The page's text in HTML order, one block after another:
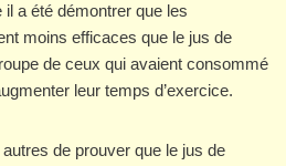
a été démontrer que les
moins efficaces que le jus de
de ceux qui avaient consommé
leur temps d’exercice.
de prouver que le jus de